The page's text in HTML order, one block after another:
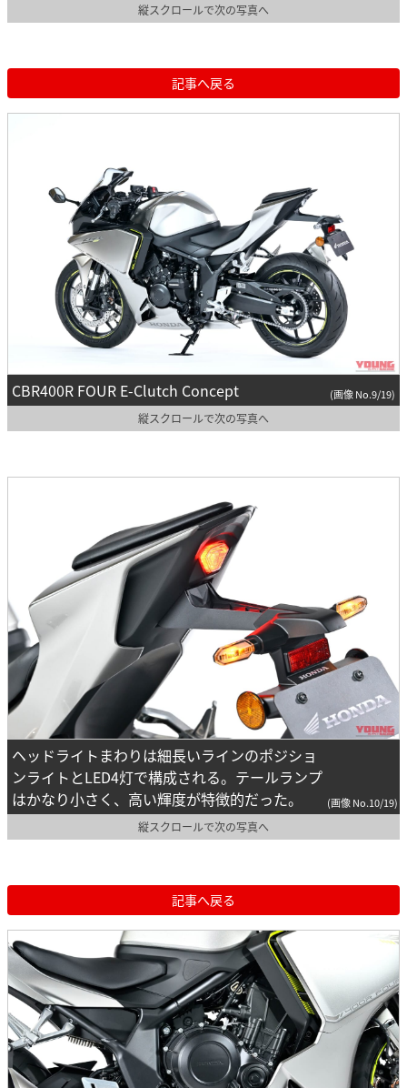
縦スクロールで次の写真へ
記事へ戻る
CBR400R FOUR E-Clutch Concept (画像 No.9/19)
縦スクロールで次の写真へ
ヘッドライトまわりは細長いラインのポジショ
ンライトとLED4灯で構成される。テールランプ
はかなり小さく、高い輝度が特徴的だった。
(画像 No.10/19)
縦スクロールで次の写真へ
記事へ戻る